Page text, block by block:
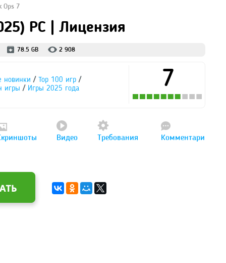
Ops 7
PC | Лицензия
78.5 GB 2 908
новинки / Тор 100 игр /
игры / Игры 2025 года 7
Видео Требования Комментари